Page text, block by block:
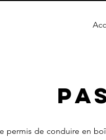
permis de conduire en